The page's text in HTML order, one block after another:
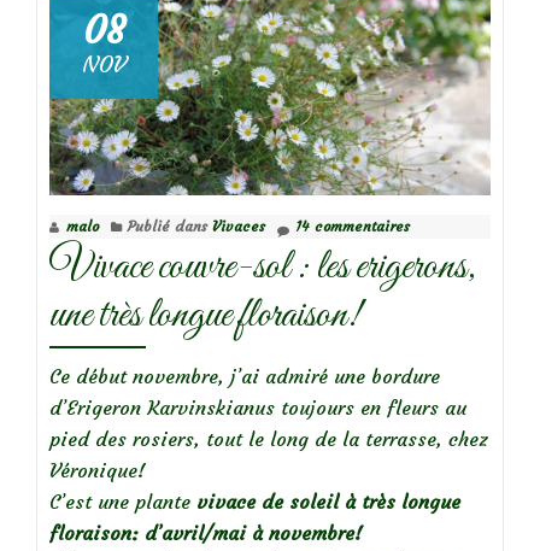
fleurs
doubles
08
NOV
malo Publié dans Vivaces 14 commentaires
Vivace couvre-sol : les erigerons,
une très longue floraison!
Ce début novembre, j’ai admiré une bordure
d’Erigeron Karvinskianus toujours en fleurs au
pied des rosiers, tout le long de la terrasse, chez
Véronique!
C’est une plante vivace de soleil à très longue
floraison: d’avril/mai à novembre!